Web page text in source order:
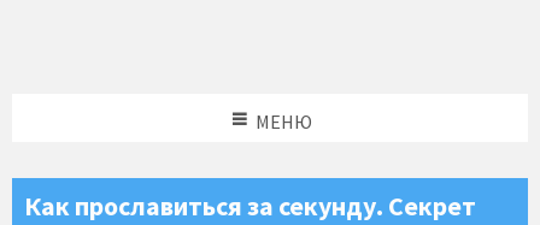
МЕНЮ
Как прославиться за секунду. Секрет